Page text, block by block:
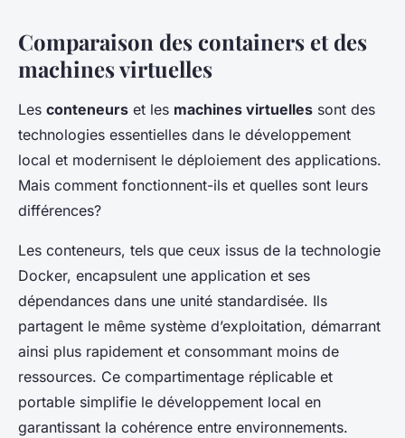
Comparaison des containers et des
machines virtuelles
Les conteneurs et les machines virtuelles sont des
technologies essentielles dans le développement
local et modernisent le déploiement des applications.
Mais comment fonctionnent-ils et quelles sont leurs
différences?
Les conteneurs, tels que ceux issus de la technologie
Docker, encapsulent une application et ses
dépendances dans une unité standardisée. Ils
partagent le même système d’exploitation, démarrant
ainsi plus rapidement et consommant moins de
ressources. Ce compartimentage réplicable et
portable simplifie le développement local en
garantissant la cohérence entre environnements.